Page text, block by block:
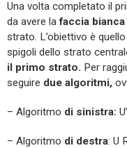
Una volta completato il
da avere lafaccia
strato. L’obiettivo è
spigoli dello strato
il primo strato. Per
seguire due algoritmi,
– Algoritmo di sinistra:
– Algoritmo di destra: U